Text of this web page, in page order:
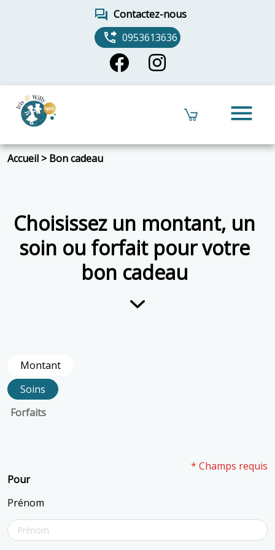
forum Contactez-nous
phone_forwarded 0953613636
menu
Accueil >Bon cadeau
Choisissez un montant, un
soin ou forfait pour votre
bon cadeau
Montant
Soins
Forfaits
* Champs requis
Pour
Prénom